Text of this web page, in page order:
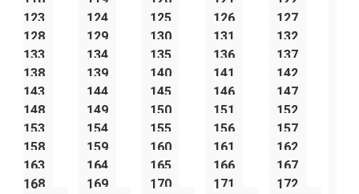
123
124 125 126
127
128
129 130 131
132
133
134 135 136
137
138
139 140 141
142
143
144 145 146
147
148
149 150 151
152
153
154 155 156
157
158
159 160 161
162
163
164 165 166
167
168
169 170 171
172